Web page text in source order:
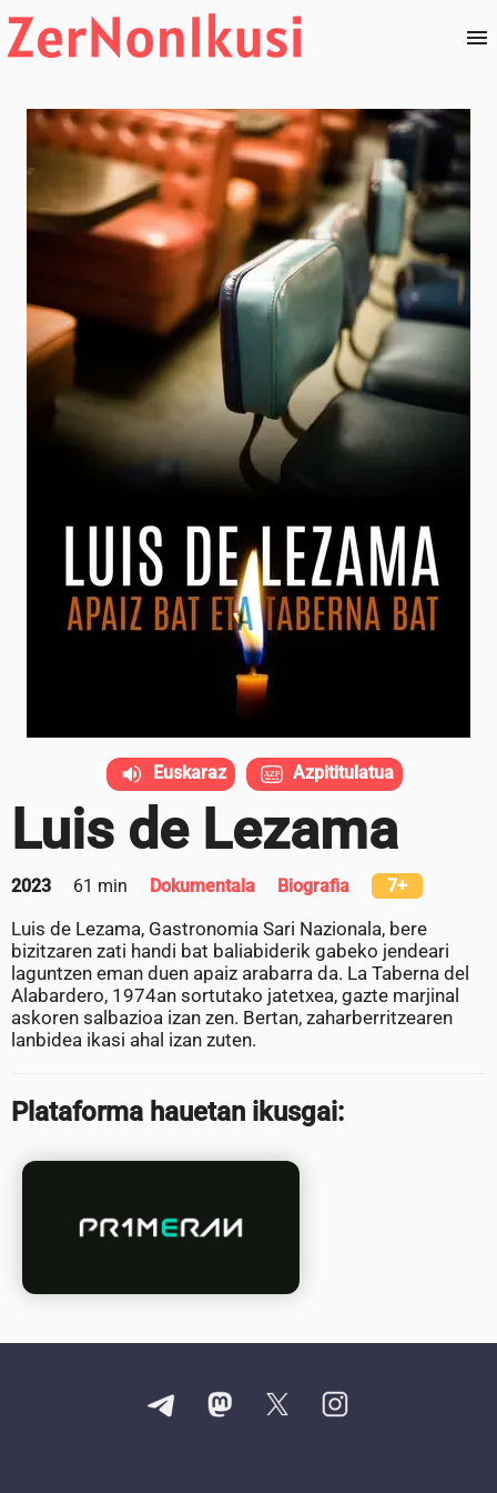
Luis de Lezama
2023 61 min Dokumentala Biografia 7+
Luis de Lezama, Gastronomia Sari Nazionala, bere
bizitzaren zati handi bat baliabiderik gabeko jendeari
laguntzen eman duen apaiz arabarra da. La Taberna del
Alabardero, 1974an sortutako jatetxea, gazte marjinal
askoren salbazioa izan zen. Bertan, zaharberritzearen
lanbidea ikasi ahal izan zuten.
Plataforma hauetan ikusgai:
Euskaraz Azpititulatua